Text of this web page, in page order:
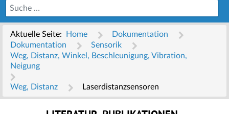
Aktuelle Seite: Home
Dokumentation
Dokumentation
Sensorik
Weg, Distanz, Winkel, Beschleunigung, Vibration,
Neigung
Weg, Distanz Laserdistanzsensoren